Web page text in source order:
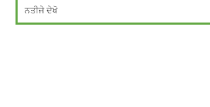
ਨਤੀਜੇ ਦੇਖੋ